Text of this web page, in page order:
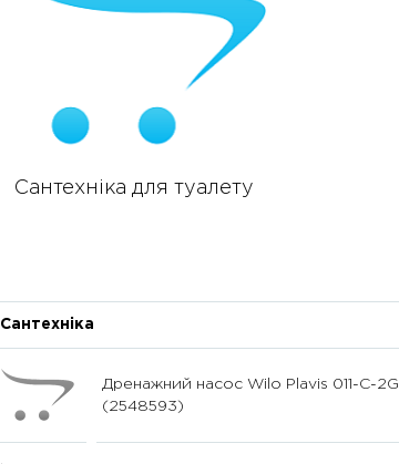
Сантехніка для туалету
Сантехніка
Дренажний насос Wilo Plavis 011-C-2G
(2548593)